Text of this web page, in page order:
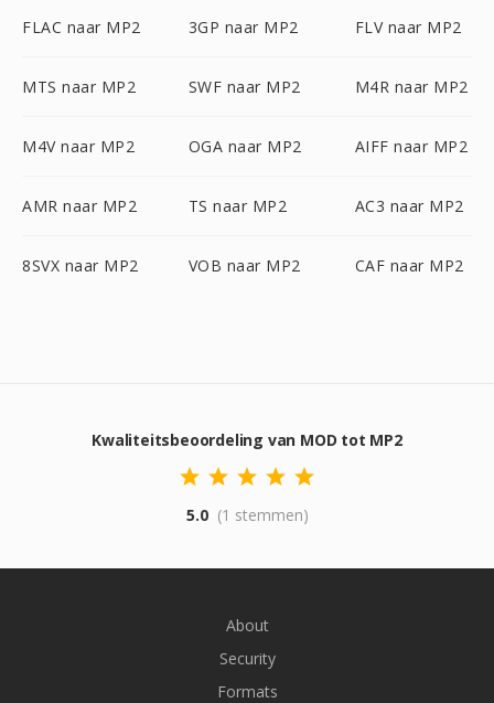
FLAC naar MP2 3GP naar MP2 FLV naar MP2
MTS naar MP2 SWF naar MP2 M4R naar MP2
M4V naar MP2 OGA naar MP2 AIFF naar MP2
AMR naar MP2 TS naar MP2 AC3 naar MP2
8SVX naar MP2 VOB naar MP2 CAF naar MP2
Kwaliteitsbeoordeling van MOD tot MP2
5.0 (1 stemmen)
About
Security
Formats